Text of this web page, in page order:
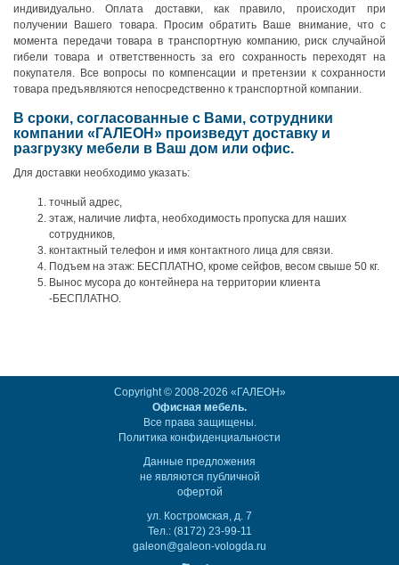
индивидуально. Оплата доставки, как правило, происходит при
получении Вашего товара. Просим обратить Ваше внимание, что с
момента передачи товара в транспортную компанию, риск случайной
гибели товара и ответственность за его сохранность переходят на
покупателя. Все вопросы по компенсации и претензии к сохранности
товара предъявляются непосредственно к транспортной компании.
В сроки, согласованные с Вами, сотрудники
компании «ГАЛЕОН» произведут доставку и
разгрузку мебели в Ваш дом или офис.
Для доставки необходимо указать:
точный адрес,
этаж, наличие лифта, необходимость пропуска для наших
сотрудников,
контактный телефон и имя контактного лица для связи.
Подъем на этаж: БЕСПЛАТНО, кроме сейфов, весом свыше 50 кг.
Вынос мусора до контейнера на территории клиента
-БЕСПЛАТНО.
Copyright © 2008-2026 «ГАЛЕОН»
Офисная мебель.
Все права защищены.
Политика конфиденциальности
Данные предложения
не являются публичной
офертой
ул. Костромская, д. 7
Тел.: (8172) 23-99-11
galeon@galeon-vologda.ru